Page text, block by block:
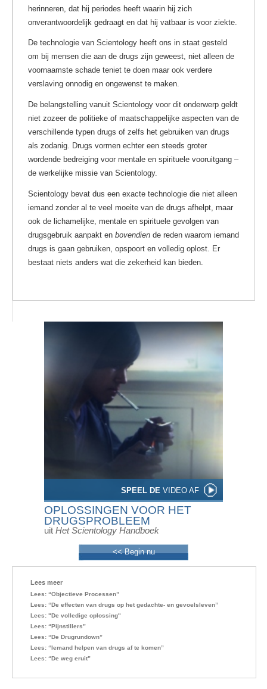
SPEEL DE VIDEO AF
OPLOSSINGEN VOOR HET
DRUGSPROBLEEM
uit Het Scientology Handboek
<< Begin nu
herinneren, dat hij periodes heeft waarin hij zich
onverantwoordelijk gedraagt en dat hij vatbaar is voor ziekte.
De technologie van Scientology heeft ons in staat gesteld
om bij mensen die aan de drugs zijn geweest, niet alleen de
voornaamste schade teniet te doen maar ook verdere
verslaving onnodig en ongewenst te maken.
De belangstelling vanuit Scientology voor dit onderwerp geldt
niet zozeer de politieke of maatschappelijke aspecten van de
verschillende typen drugs of zelfs het gebruiken van drugs
als zodanig. Drugs vormen echter een steeds groter
wordende bedreiging voor mentale en spirituele vooruitgang –
de werkelijke missie van Scientology.
Scientology bevat dus een exacte technologie die niet alleen
iemand zonder al te veel moeite van de drugs afhelpt, maar
ook de lichamelijke, mentale en spirituele gevolgen van
drugsgebruik aanpakt en bovendien de reden waarom iemand
drugs is gaan gebruiken, opspoort en volledig oplost. Er
bestaat niets anders wat die zekerheid kan bieden.
Lees meer
Lees: “Objectieve Processen”
Lees: “De effecten van drugs op het gedachte- en gevoelsleven”
Lees: "De volledige oplossing"
Lees: “Pijnstillers”
Lees: “De Drugrundown”
Lees: “Iemand helpen van drugs af te komen”
Lees: “De weg eruit”